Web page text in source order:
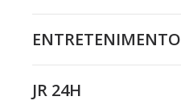
ENTRETENIMENTO
JR 24H